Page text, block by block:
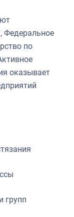
Федеральное
по
оказывает
групп